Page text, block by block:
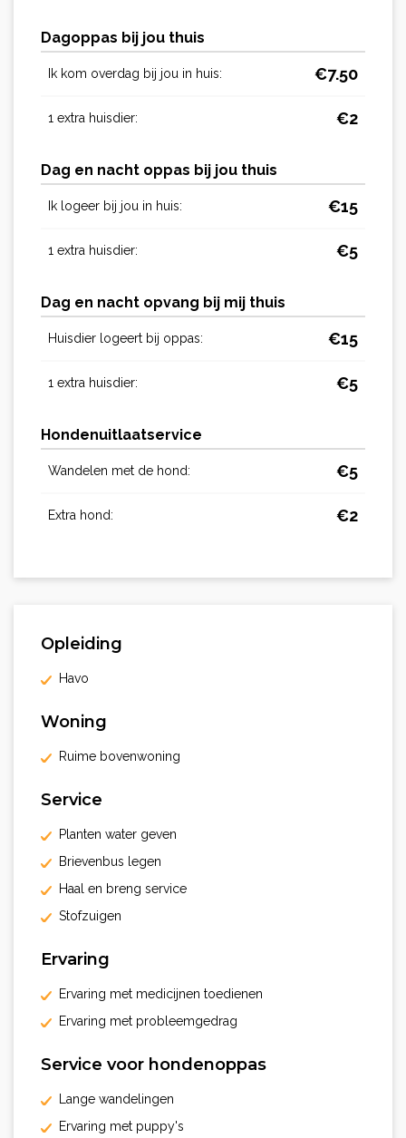
Dagoppas bij jou thuis
Ik kom overdag bij jou in huis: €7.50
1 extra huisdier: €2
Dag en nacht oppas bij jou thuis
Ik logeer bij jou in huis: €15
1 extra huisdier: €5
Dag en nacht opvang bij mij thuis
Huisdier logeert bij oppas: €15
1 extra huisdier: €5
Hondenuitlaatservice
Wandelen met de hond: €5
Extra hond: €2
Opleiding
Havo
Woning
Ruime bovenwoning
Service
Planten water geven
Brievenbus legen
Haal en breng service
Stofzuigen
Ervaring
Ervaring met medicijnen toedienen
Ervaring met probleemgedrag
Service voor hondenoppas
Lange wandelingen
Ervaring met puppy's